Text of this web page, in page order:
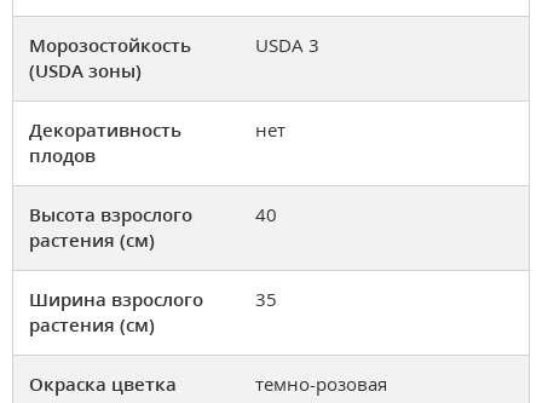
Морозостойкость
(USDA зоны)
USDA 3
Декоративность
плодов
нет
Высота взрослого
растения (см)
40
Ширина взрослого
растения (см)
35
Окраска цветка темно-розовая